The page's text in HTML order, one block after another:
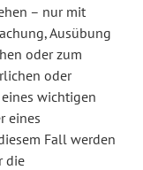
– nur mit
Ausübung
oder zum
oder
wichtigen
eines
Fall werden
die